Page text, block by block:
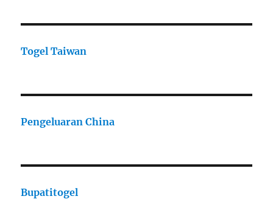
Togel Taiwan
Pengeluaran China
Bupatitogel